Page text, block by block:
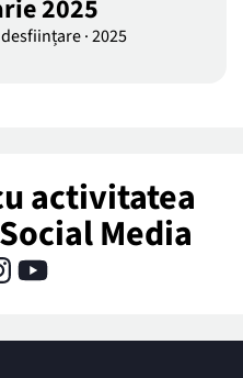
2025
·2025
activitatea
Media